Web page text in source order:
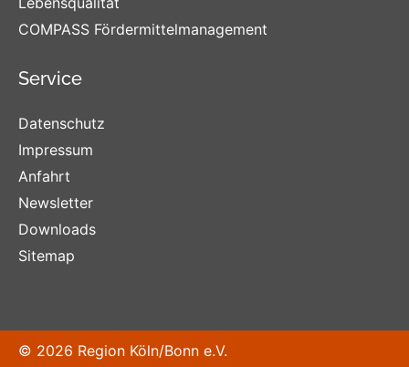
COMPASS Fördermittelmanagement
Service
Datenschutz
Impressum
Anfahrt
Newsletter
Downloads
Sitemap
© 2026 Region Köln/Bonn e.V.